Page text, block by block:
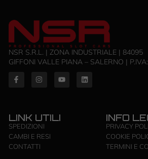
NSR S.R.L. | ZONA INDUSTRIALE | 84095
GIFFONI VALLE PIANA – SALERNO |
LINK UTILI
SPEDIZIONI
CAMBI E RESI
CONTATTI
INFO
PRIVACY
COOKIE
TERMINI E